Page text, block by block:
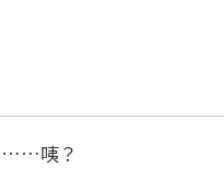
……咦？